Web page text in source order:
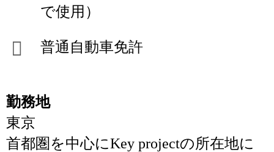
で使用）
普通自動車免許
勤務地
東京
首都圏を中心にKey projectの所在地に